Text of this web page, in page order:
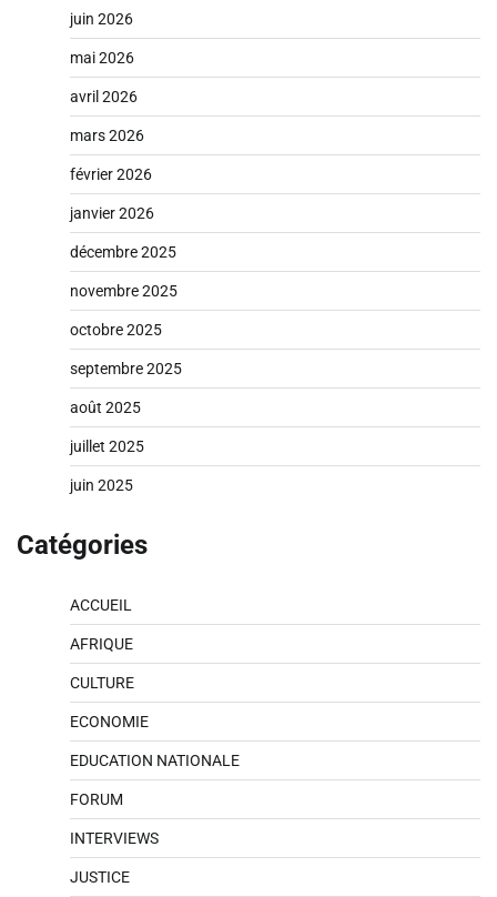
juin 2026
mai 2026
avril 2026
mars 2026
février 2026
janvier 2026
décembre 2025
novembre 2025
octobre 2025
septembre 2025
août 2025
juillet 2025
juin 2025
Catégories
ACCUEIL
AFRIQUE
CULTURE
ECONOMIE
EDUCATION NATIONALE
FORUM
INTERVIEWS
JUSTICE